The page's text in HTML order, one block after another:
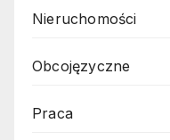
Nieruchomości
Obcojęzyczne
Praca